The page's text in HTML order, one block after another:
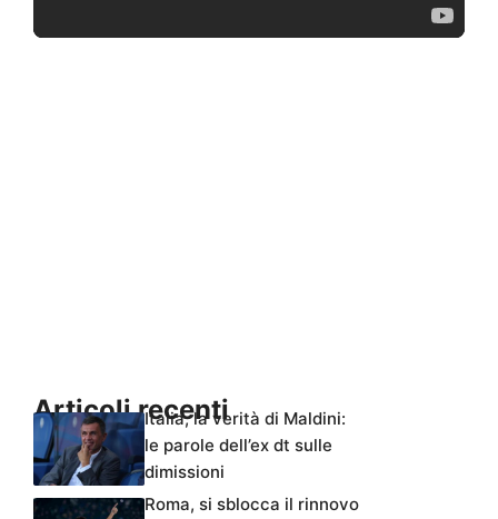
Articoli recentiItalia, la verità di Maldini:
le parole dell’ex dt sulle
dimissioni
Roma, si sblocca il rinnovo